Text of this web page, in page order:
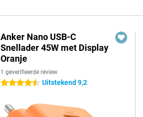
Anker Nano USB-C
Snellader 45W met Display
Oranje
1 geverifieerde review
4.5 sterren Uitstekend 9,2